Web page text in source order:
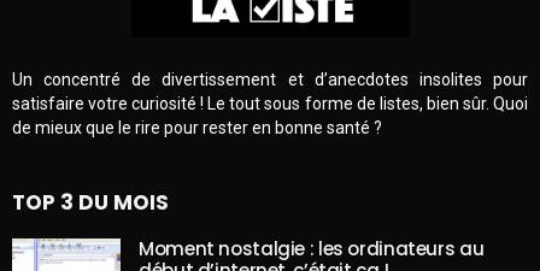
Un concentré de divertissement et d’anecdotes insolites pour
satisfaire votre curiosité ! Le tout sous forme de listes, bien sûr. Quoi
de mieux que le rire pour rester en bonne santé ?
TOP 3 DU MOIS
Moment nostalgie : les ordinateurs au